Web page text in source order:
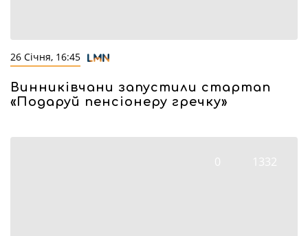
26 Січня, 16:45
Винниківчани запустили стартап
«Подаруй пенсіонеру гречку»
0 1332